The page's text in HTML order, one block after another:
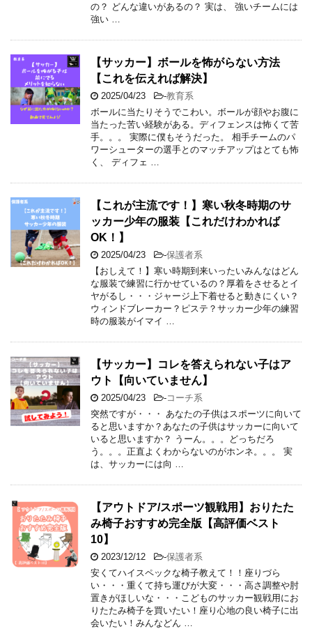
の？ どんな違いがあるの？ 実は、 強いチームには
強い …
【サッカー】ボールを怖がらない方法
【これを伝えれば解決】
2025/04/23 -教育系
ボールに当たりそうでこわい。ボールが顔やお腹に
当たった苦い経験がある。ディフェンスは怖くて苦
手。。。 実際に僕もそうだった。 相手チームのパ
ワーシューターの選手とのマッチアップはとても怖
く、 ディフェ …
【これが主流です！】寒い秋冬時期のサ
ッカー少年の服装【これだけわかれば
OK！】
2025/04/23 -保護者系
【おしえて！】寒い時期到来いったいみんなはどん
な服装で練習に行かせているの？厚着をさせるとイ
ヤがるし・・・ジャージ上下着せると動きにくい？
ウィンドブレーカー？ピステ？サッカー少年の練習
時の服装がイマイ …
【サッカー】コレを答えられない子はア
ウト【向いていません】
2025/04/23 -コーチ系
突然ですが・・・ あなたの子供はスポーツに向いて
ると思いますか？あなたの子供はサッカーに向いて
いると思いますか？ うーん。。。どっちだろ
う。。。正直よくわからないのがホンネ。。。 実
は、サッカーには向 …
【アウトドア/スポーツ観戦用】おりたた
み椅子おすすめ完全版【高評価ベスト
10】
2023/12/12 -保護者系
安くてハイスペックな椅子教えて！！座りづら
い・・・重くて持ち運びが大変・・・高さ調整や肘
置きがほしいな・・・こどものサッカー観戦用にお
りたたみ椅子を買いたい！座り心地の良い椅子に出
会いたい！みんなどん …